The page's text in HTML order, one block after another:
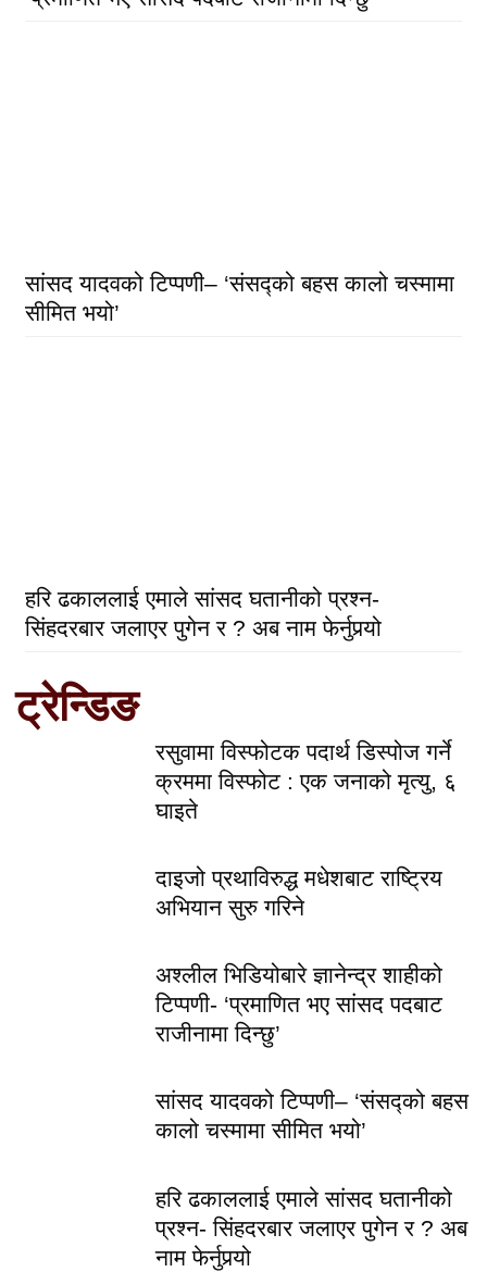
सांसद यादवको टिप्पणी– ‘संसद्को बहस कालो चस्मामा
सीमित भयो’
हरि ढकाललाई एमाले सांसद घतानीको प्रश्न-
सिंहदरबार जलाएर पुगेन र ? अब नाम फेर्नुपर्‍यो
ट्रेन्डिङ
रसुवामा विस्फोटक पदार्थ डिस्पोज गर्ने
क्रममा विस्फोट : एक जनाको मृत्यु, ६
घाइते
दाइजो प्रथाविरुद्ध मधेशबाट राष्ट्रिय
अभियान सुरु गरिने
अश्लील भिडियोबारे ज्ञानेन्द्र शाहीको
टिप्पणी- ‘प्रमाणित भए सांसद पदबाट
राजीनामा दिन्छु’
सांसद यादवको टिप्पणी– ‘संसद्को बहस
कालो चस्मामा सीमित भयो’
हरि ढकाललाई एमाले सांसद घतानीको
प्रश्न- सिंहदरबार जलाएर पुगेन र ? अब
नाम फेर्नुपर्‍यो